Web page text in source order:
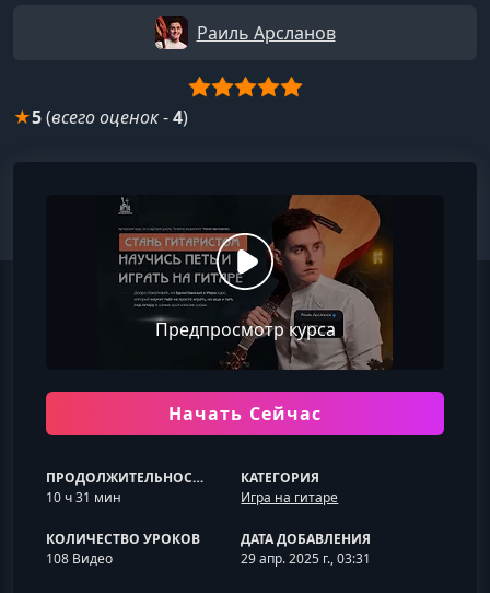
Раиль Арсланов
★5(всего оценок-4)
Предпросмотр курса
Начать Сейчас
ПРОДОЛЖИТЕЛЬНОСТЬ
10 ч 31 мин
КАТЕГОРИЯ
Игра на гитаре
КОЛИЧЕСТВО УРОКОВ
108 Видео
ДАТА ДОБАВЛЕНИЯ
29 апр. 2025 г., 03:31